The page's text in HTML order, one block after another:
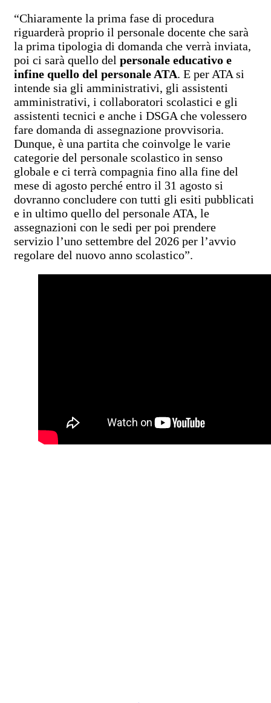
“Chiaramente la prima fase di procedura
riguarderà proprio il personale docente che sarà
la prima tipologia di domanda che verrà inviata,
poi ci sarà quello del personale educativo e
infine quello del personale ATA. E per ATA si
intende sia gli amministrativi, gli assistenti
amministrativi, i collaboratori scolastici e gli
assistenti tecnici e anche i DSGA che volessero
fare domanda di assegnazione provvisoria.
Dunque, è una partita che coinvolge le varie
categorie del personale scolastico in senso
globale e ci terrà compagnia fino alla fine del
mese di agosto perché entro il 31 agosto si
dovranno concludere con tutti gli esiti pubblicati
e in ultimo quello del personale ATA, le
assegnazioni con le sedi per poi prendere
servizio l’uno settembre del 2026 per l’avvio
regolare del nuovo anno scolastico”.